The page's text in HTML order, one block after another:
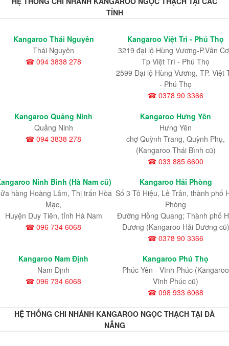
TỈNH
Kangaroo Thái Nguyên
Thái Nguyên
☎ 094 3838 278
Kangaroo Việt Trì - Phú Thọ
3219 đại lộ Hùng Vương-P.Vân
Tp Việt Trì - Phú Thọ
2599 Đại lộ Hùng Vương, TP. Việt
- Phú Thọ
☎ 0378 90 3366
Kangaroo Quảng Ninh
Quảng Ninh
☎ 094 3838 278
Kangaroo Hưng Yên
Hưng Yên
chợ Quỳnh Trang, Quỳnh Phụ,
(Kangaroo Thái Bình cũ)
☎ 033 885 6600
Ninh Bình (Hà Nam cũ)
hàng Hoàng Lâm, Thị trấn Hòa
Mạc,
Huyện Duy Tiên, tỉnh Hà Nam
☎ 096 734 6068
Kangaroo Hải Phòng
Số 3 Tô Hiệu, Lê Trân, thành phố
Phòng
Đường Hồng Quang; Thành phố
Dương (Kangaroo Hải Dương cũ)
☎ 0378 90 3366
Kangaroo Nam Định
Nam Định
☎ 096 734 6068
Kangaroo Phú Thọ
Phúc Yên - Vĩnh Phúc (Kangaroo
Vĩnh Phúc cũ)
☎ 098 933 6068
HỆ THỐNG CHI NHÁNH KANGAROO NGỌC THẠCH TẠI ĐÀ
NẴNG